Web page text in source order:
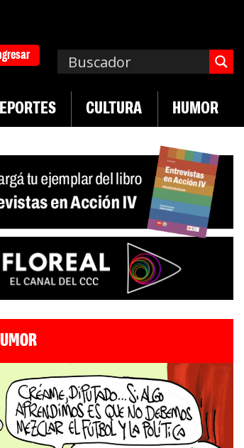
CULTURA HUMOR
el paro en los puertos |